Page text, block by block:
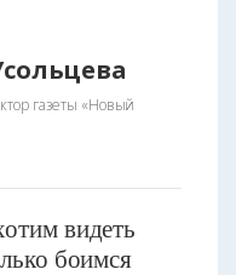
газеты «Новый
видеть
боимся